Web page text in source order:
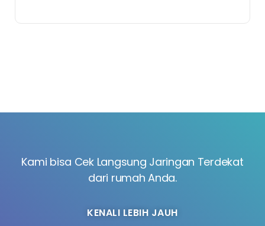
Kami bisa Cek Langsung Jaringan Terdekat
dari rumah Anda.
KENALI LEBIH JAUH